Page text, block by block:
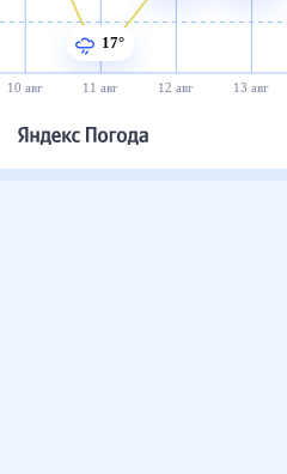
10 авг 11 авг 12 авг 13 авг
17°